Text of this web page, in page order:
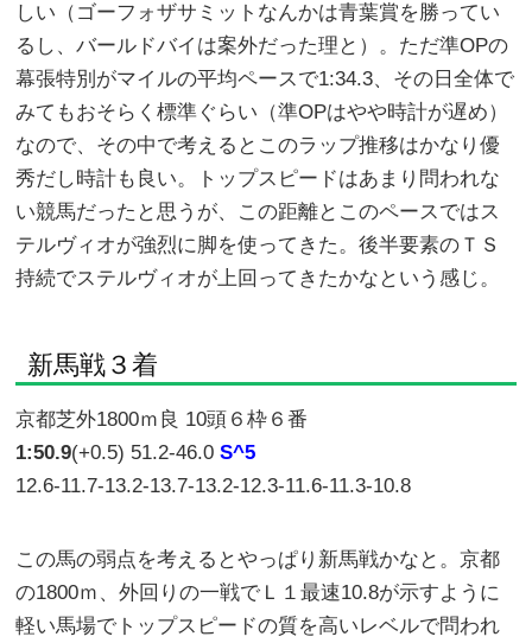
しい（ゴーフォザサミットなんかは青葉賞を勝ってい
るし、バールドバイは案外だった理と）。ただ準OPの
幕張特別がマイルの平均ペースで1:34.3、その日全体で
みてもおそらく標準ぐらい（準OPはやや時計が遅め）
なので、その中で考えるとこのラップ推移はかなり優
秀だし時計も良い。トップスピードはあまり問われな
い競馬だったと思うが、この距離とこのペースではス
テルヴィオが強烈に脚を使ってきた。後半要素のＴＳ
持続でステルヴィオが上回ってきたかなという感じ。
新馬戦３着
京都芝外1800ｍ良 10頭６枠６番
1:50.9(+0.5) 51.2-46.0S^5
12.6-11.7-13.2-13.7-13.2-12.3-11.6-11.3-10.8
この馬の弱点を考えるとやっぱり新馬戦かなと。京都
の1800ｍ、外回りの一戦でＬ１最速10.8が示すように
軽い馬場でトップスピードの質を高いレベルで問われ